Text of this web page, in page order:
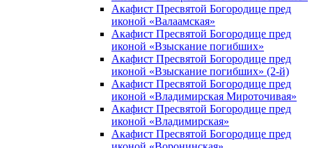
Акафист Пресвятой Богородице пред
иконой «Валаамская»
Акафист Пресвятой Богородице пред
иконой «Взыскание погибших»
Акафист Пресвятой Богородице пред
иконой «Взыскание погибших» (2-й)
Акафист Пресвятой Богородице пред
иконой «Владимирская Мироточивая»
Акафист Пресвятой Богородице пред
иконой «Владимирская»
Акафист Пресвятой Богородице пред